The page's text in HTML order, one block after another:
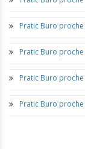
Pratic Buro
Pratic Buro
Pratic Buro
Pratic Buro